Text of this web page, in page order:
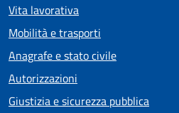
Vita lavorativa
Mobilità e trasporti
Anagrafe e stato civile
Autorizzazioni
Giustizia e sicurezza pubblica